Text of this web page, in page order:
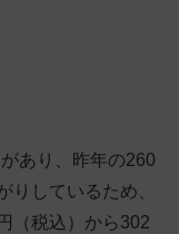
あり、昨年の260
りしているため、
（税込）から302